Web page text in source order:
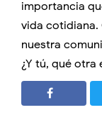
importancia
vida cotidiana.
nuestra
¿Y tú, qué